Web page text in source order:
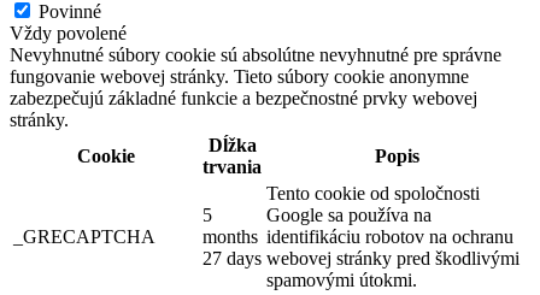
Povinné
Vždy povolené
Nevyhnutné súbory cookie sú absolútne nevyhnutné pre správne
fungovanie webovej stránky. Tieto súbory cookie anonymne
zabezpečujú základné funkcie a bezpečnostné prvky webovej
stránky.
Cookie
Dĺžka
trvania
Popis
_GRECAPTCHA
5
months
27 days
Tento cookie od spoločnosti
Google sa používa na
identifikáciu robotov na ochranu
webovej stránky pred škodlivými
spamovými útokmi.